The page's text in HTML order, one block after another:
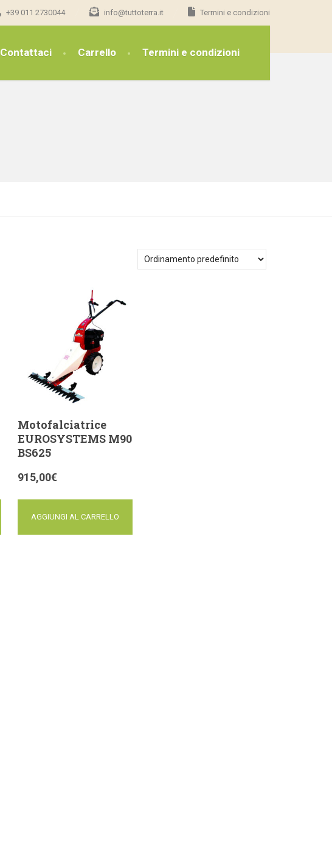
+39 011 2730044 info@tuttoterra.it Termini e condizioni
Contattaci Carrello Termini e condizioni
Motofalciatrice
EUROSYSTEMS M90
BS625
915,00€
AGGIUNGI AL CARRELLO